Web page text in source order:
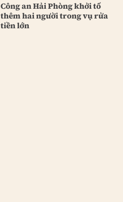
Công an Hải Phòng khởi tố
thêm hai người trong vụ rửa
tiền lớn